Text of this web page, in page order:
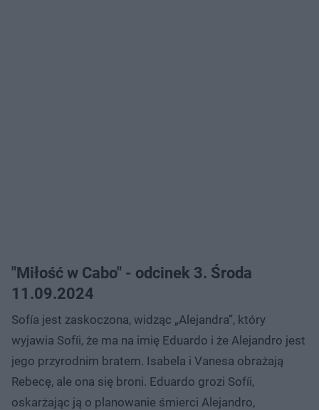
"Miłość w Cabo" - odcinek 3. Środa
11.09.2024
Sofía jest zaskoczona, widząc „Alejandra”, który
wyjawia Sofíi, że ma na imię Eduardo i że Alejandro jest
jego przyrodnim bratem. Isabela i Vanesa obrażają
Rebecę, ale ona się broni. Eduardo grozi Sofíi,
oskarżając ją o planowanie śmierci Alejandro,